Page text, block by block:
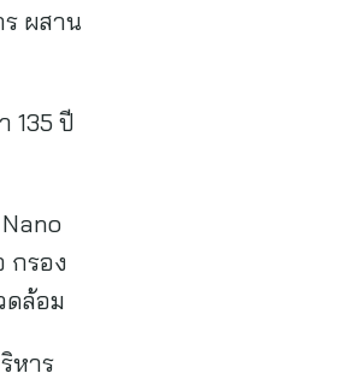
ผสาน
135 ปี
กรอง
ดล้อม
หาร